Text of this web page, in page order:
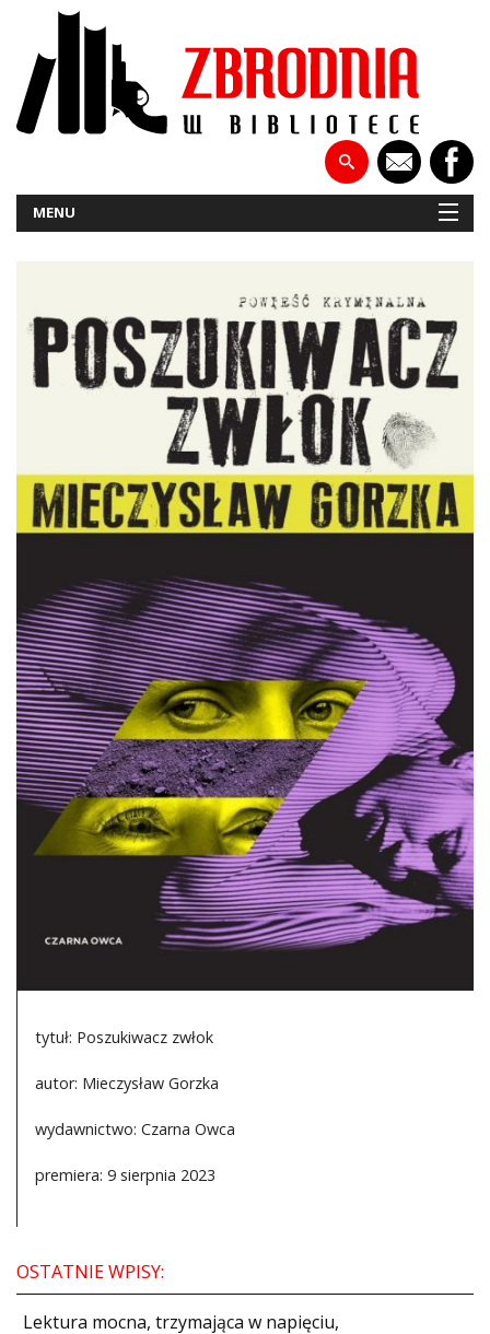
MENU
NOWOŚCI
PATRONATY
DO CZYTANIA
KONTAKT
tytuł: Poszukiwacz zwłok
autor: Mieczysław Gorzka
wydawnictwo: Czarna Owca
premiera: 9 sierpnia 2023
OSTATNIE WPISY:
​Lektura mocna, trzymająca w napięciu,